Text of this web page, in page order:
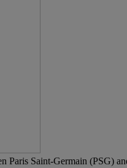
Saint-Germain (PSG)